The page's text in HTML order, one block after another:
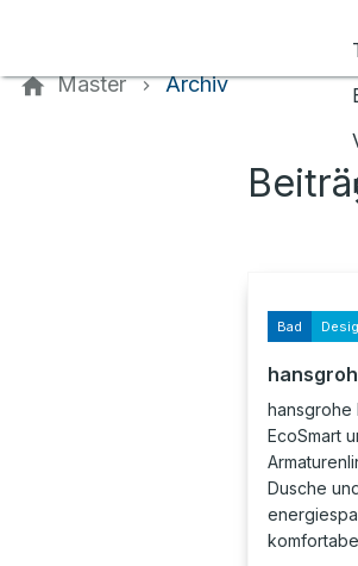
Master Archiv
Bad
hansgrohe
EcoSmart
Dusche